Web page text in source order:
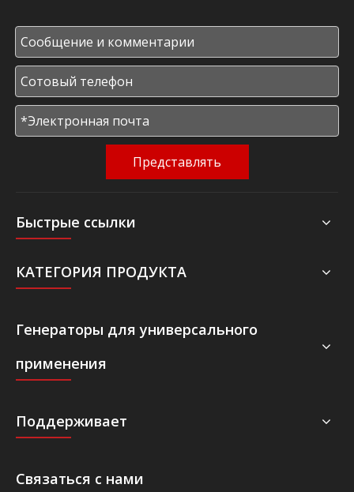
Представлять
Быстрые ссылки
КАТЕГОРИЯ ПРОДУКТА
Генераторы для универсального
применения
Поддерживает
Связаться с нами